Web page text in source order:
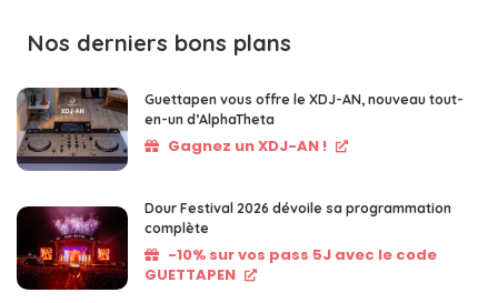
Nos derniers bons plans
Guettapen vous offre le XDJ-AN, nouveau tout-
en-un d’AlphaTheta
Gagnez un XDJ-AN !
Dour Festival 2026 dévoile sa programmation
complète
-10% sur vos pass 5J avec le code
GUETTAPEN